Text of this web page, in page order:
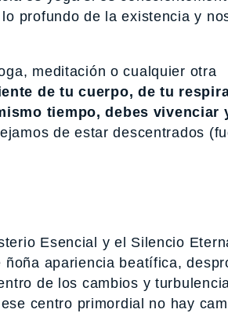
profundo de la existencia y
meditación o cualquier otra
de tu cuerpo, de tu
tiempo, debes vivenciar
de estar descentrados
Esencial y el Silencio
apariencia beatífica,
de los cambios y
centro primordial no hay